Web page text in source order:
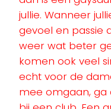
jullie. Wanneer
gevoel en passie
weer wat beter
komen ook veel
echt voor de
mee omgaan, ga